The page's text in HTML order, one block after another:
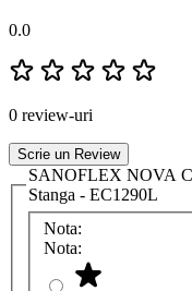
0.0
0 review-uri
Scrie un Review
SANOFLEX NOVA
Stanga - EC1290L
Nota:
Nota: